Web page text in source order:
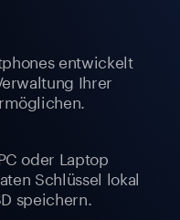
entwickelt
Ihrer
oder Laptop
Schlüssel lokal
speichern.